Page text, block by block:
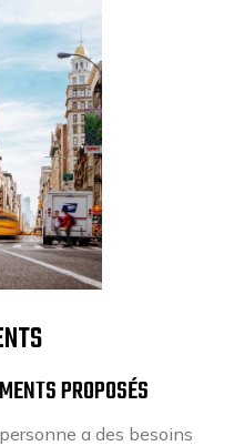
PROPOSÉS
a des besoins